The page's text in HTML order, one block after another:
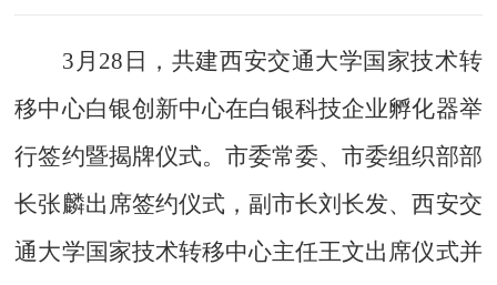
3月28日，共建西安交通大学国家技术转
移中心白银创新中心在白银科技企业孵化器举
行签约暨揭牌仪式。市委常委、市委组织部部
长张麟出席签约仪式，副市长刘长发、西安交
通大学国家技术转移中心主任王文出席仪式并